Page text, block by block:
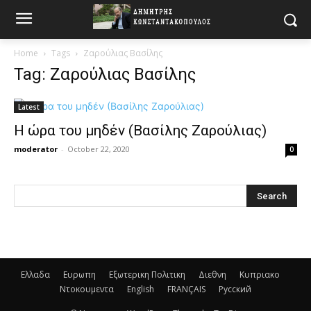
Home Tags Ζαρούλιας Βασίλης
Tag: Ζαρούλιας Βασίλης
Latest
Η ώρα του μηδέν (Βασίλης Ζαρούλιας)
moderator - October 22, 2020 0
Ελλαδα Ευρωπη Εξωτερικη Πολιτικη Διεθνη
Κυπριακο
Ντοκουμεντα
English FRANÇAIS Русский